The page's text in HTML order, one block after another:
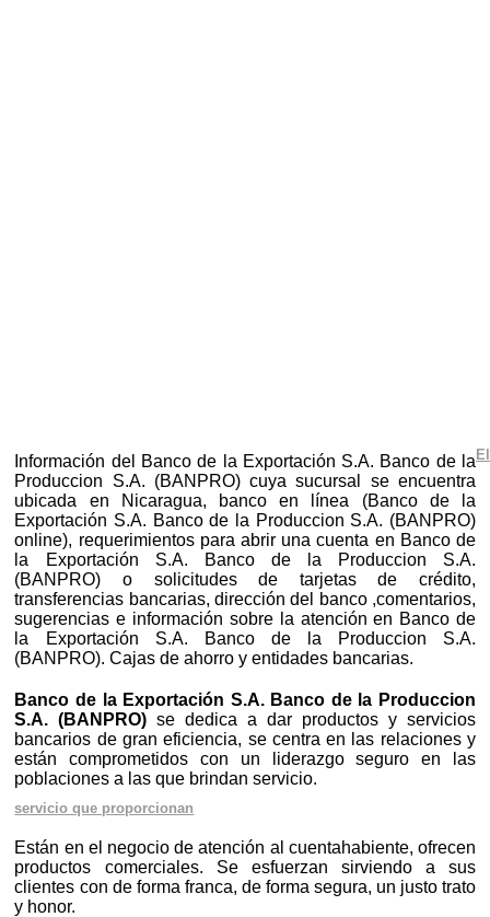
Información del Banco de la Exportación S.A. Banco de la
Produccion S.A. (BANPRO) cuya sucursal se encuentra
ubicada en Nicaragua, banco en línea (Banco de la
Exportación S.A. Banco de la Produccion S.A. (BANPRO)
online), requerimientos para abrir una cuenta en Banco de
la Exportación S.A. Banco de la Produccion S.A.
(BANPRO) o solicitudes de tarjetas de crédito,
transferencias bancarias, dirección del banco ,comentarios,
sugerencias e información sobre la atención en Banco de
la Exportación S.A. Banco de la Produccion S.A.
(BANPRO). Cajas de ahorro y entidades bancarias.
Banco de la Exportación S.A. Banco de la Produccion
S.A. (BANPRO) se dedica a dar productos y servicios
bancarios de gran eficiencia, se centra en las relaciones y
están comprometidos con un liderazgo seguro en las
poblaciones a las que brindan servicio.
El
servicio que proporcionan
Están en el negocio de atención al cuentahabiente, ofrecen
productos comerciales. Se esfuerzan sirviendo a sus
clientes con de forma franca, de forma segura, un justo trato
y honor.